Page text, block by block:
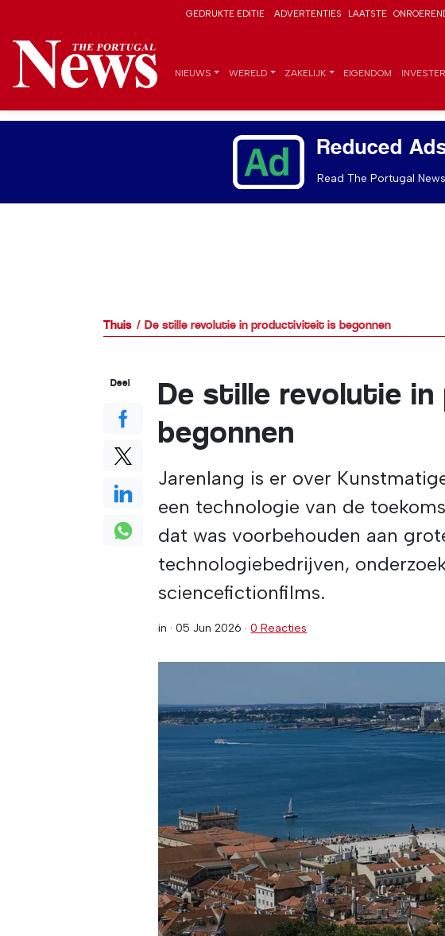
GEDRUKTE EDITIE ADVERTENTIES LAATSTE
NIEUWS WERELD ZAKELIJK EIGENDOM
Reduced
Read The Portugal
Thuis De stille revolutie in productiviteit is begonnen
De stille revolutie
begonnen
Jarenlang is er over
een technologie van de
dat was voorbehouden aan
technologiebedrijven,
sciencefictionfilms.
in ·05 Jun 2026 ·0 Reacties
Deel